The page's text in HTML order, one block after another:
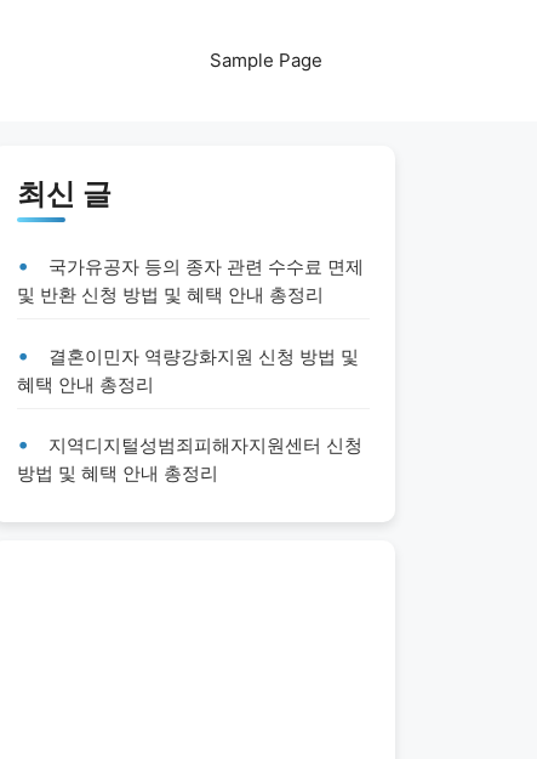
Sample Page
최신 글
국가유공자 등의 종자 관련 수수료 면제
및 반환 신청 방법 및 혜택 안내 총정리
결혼이민자 역량강화지원 신청 방법 및
혜택 안내 총정리
지역디지털성범죄피해자지원센터 신청
방법 및 혜택 안내 총정리